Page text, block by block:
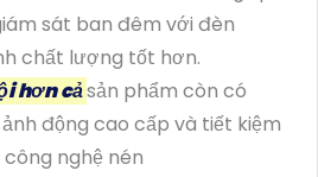
sát ban đêm với đèn
chất lượng tốt hơn.
hơn cảsản phẩm còn có
động cao cấp và tiết kiệm
nghệ nén